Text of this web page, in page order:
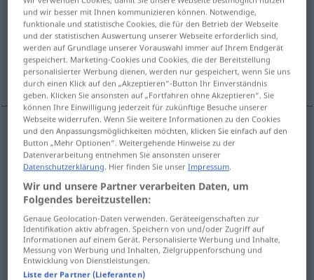
Übersicht aller Übersetzungen
(Für mehr Details die Übersetzung anklicken/antippen)
Parasit, Schmarotzer Weitere Beispiele...
Parasitm parasite BIOL a. FIG
Schmarotzer
Beispiele
parasitespl RAD
Stör-, Nebengeräusch(e)n(pl)
und wir besser mit Ihnen kommunizieren können. Notwendige,
funktionale und statistische Cookies, die für den Betrieb der Webseite
und der statistischen Auswertung unserer Webseite erforderlich sind,
werden auf Grundlage unserer Vorauswahl immer auf Ihrem Endgerät
gespeichert. Marketing-Cookies und Cookies, die der Bereitstellung
personalisierter Werbung dienen, werden nur gespeichert, wenn Sie uns
durch einen Klick auf den „Akzeptieren“-Button Ihr Einverständnis
geben. Klicken Sie ansonsten auf „Fortfahren ohne Akzeptieren“. Sie
können Ihre Einwilligung jederzeit für zukünftige Besuche unserer
Webseite widerrufen. Wenn Sie weitere Informationen zu den Cookies
und den Anpassungsmöglichkeiten möchten, klicken Sie einfach auf den
Button „Mehr Optionen“. Weitergehende Hinweise zu der
Datenverarbeitung entnehmen Sie ansonsten unserer
Datenschutzerklärung. Hier finden Sie unserImpressum.
Wir und unsere Partner verarbeiten Daten, um
Folgendes bereitzustellen:
Genaue Geolocation-Daten verwenden. Geräteeigenschaften zur
Identifikation aktiv abfragen. Speichern von und/oder Zugriff auf
Informationen auf einem Gerät. Personalisierte Werbung und Inhalte,
Messung von Werbung und Inhalten, Zielgruppenforschung und
Entwicklung von Dienstleistungen.
Liste der Partner (Lieferanten)